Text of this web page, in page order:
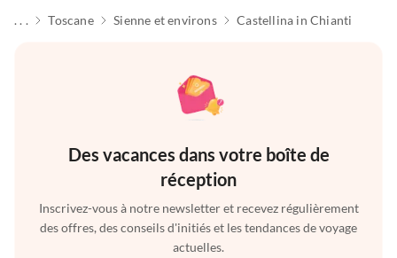
. . . Toscane Sienne et environs Castellina in Chianti
Des vacances dans votre boîte de
réception
Inscrivez-vous à notre newsletter et recevez régulièrement
des offres, des conseils d'initiés et les tendances de voyage
actuelles.